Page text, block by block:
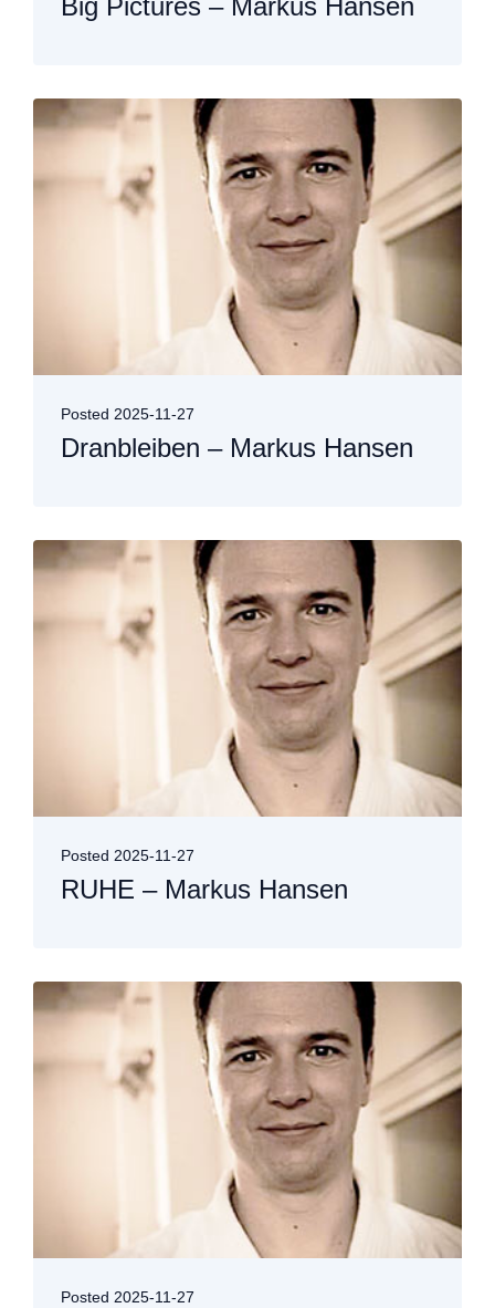
Big Pictures – Markus Hansen
Posted 2025-11-27
Dranbleiben – Markus Hansen
Posted 2025-11-27
RUHE – Markus Hansen
Posted 2025-11-27